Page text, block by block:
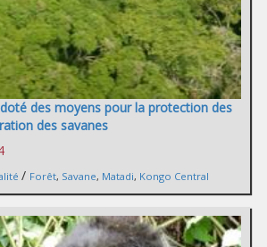
des moyens pour la protection des
des savanes
/ Forêt, Savane, Matadi, Kongo Central